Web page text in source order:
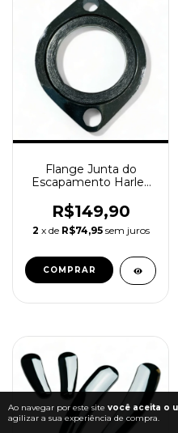
Ao navegar por este site você aceita o
agilizar a sua experiência de compra.
Flange Junta do
Escapamento Harley
R$149,90
2 x de R$74,95 sem juros